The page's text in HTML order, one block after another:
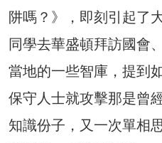
阱嗎？》，即刻引起了
同學去華盛頓拜訪國會
當地的一些智庫，提到
保守人士就攻擊那是曾
知識份子，又一次單相